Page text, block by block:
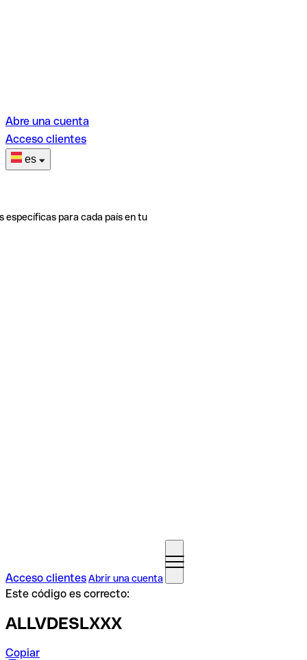
Abre una cuenta
Acceso clientes
es
específicas para cada país en tu
Acceso clientesAbrir una cuenta
Este código es correcto:
ALLVDESLXXX
Copiar